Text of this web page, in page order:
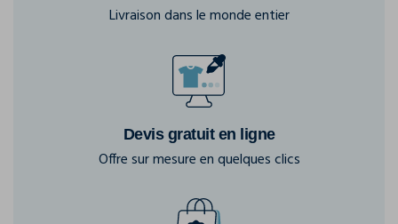
Livraison dans le monde entier
Devis gratuit en ligne
Offre sur mesure en quelques clics